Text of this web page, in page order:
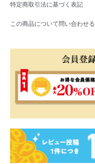
特定商取引法に基づく表記
この商品について問い合わせる